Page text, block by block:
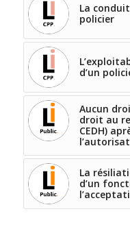
La
policier
d’un
Aucun
droit au
CEDH)
La
d’un